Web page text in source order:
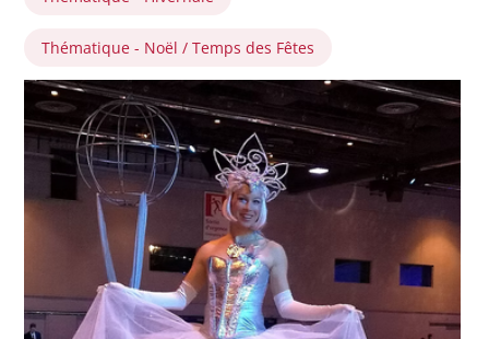
Thématique - Noël / Temps des Fêtes